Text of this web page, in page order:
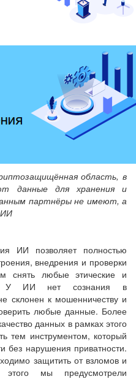
область, в
данные для хранения и
партнёры не имеют, а
ИИ позволяет полностью
внедрения и проверки
снять любые этические и
У ИИ нет сознания в
склонен к мошенничеству и
любые данные. Более
данных в рамках этого
тем инструментом, который
без нарушения приватности.
защитить от взломов и
мы предусмотрели